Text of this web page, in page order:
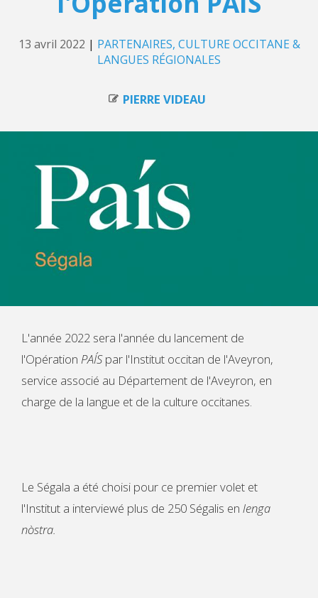
13 avril 2022 | PARTENAIRES CULTURE OCCITANE &
LANGUES RÉGIONALES
PIERRE VIDEAU
L'année 2022 sera l'année du lancement de
l'Opération PAÍSpar l'Institut occitan de l'Aveyron,
service associé au Département de l'Aveyron, en
charge de la langue et de la culture occitanes.
Le Ségala a été choisi pour ce premier volet et
l'Institut a interviewé plus de 250 Ségalis en lenga
nòstra.